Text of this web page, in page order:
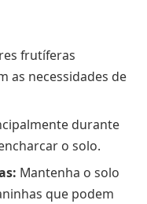
frutíferas
as necessidades de
durante
o solo.
Mantenha o solo
que podem